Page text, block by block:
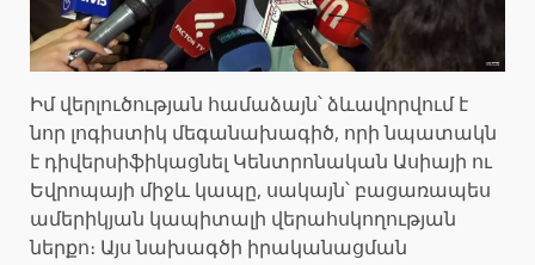
Իմ վերլուծության համաձայն՝ ձևավորվում է
նոր լոգիստիկ մեգանախագիծ, որի նպատակն
է դիվերսիֆիկացնել Կենտրոնական Ասիայի ու
Եվրոպայի միջև կապը, սակայն՝ բացառապես
ամերիկյան կապիտալի վերահսկողության
ներքո։ Այս նախագծի իրականացման